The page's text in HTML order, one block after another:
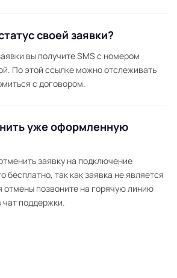
своей заявки?
вы получите SMS с номером
По этой ссылке можно отслеживать
с договором.
уже оформленную
заявку на подключение
бесплатно, так как заявка не является
отмены позвоните на горячую линию
поддержки.